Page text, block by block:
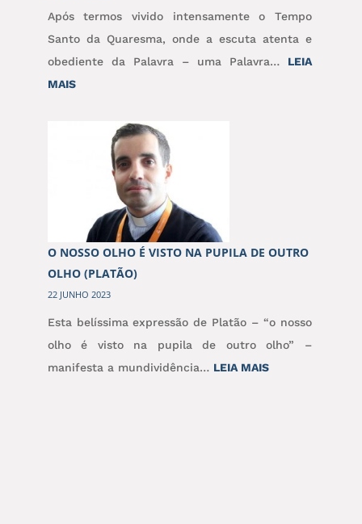
Após termos vivido intensamente o Tempo
Santo da Quaresma, onde a escuta atenta e
obediente da Palavra – uma Palavra… LEIA
MAIS:
ITINERÁRIO
DISCIPULAR:
ESCUTAR
VER
O NOSSO OLHO É VISTO NA PUPILA DE OUTRO
OLHO (PLATÃO)
22 JUNHO 2023
Esta belíssima expressão de Platão – “o nosso
olho é visto na pupila de outro olho” –
manifesta a mundividência… LEIA MAIS: